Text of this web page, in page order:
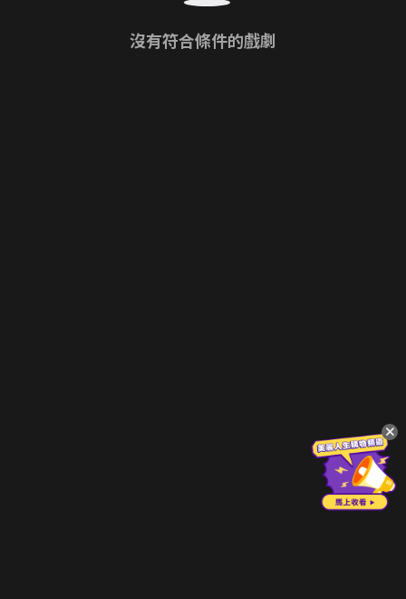
沒有符合條件的戲劇